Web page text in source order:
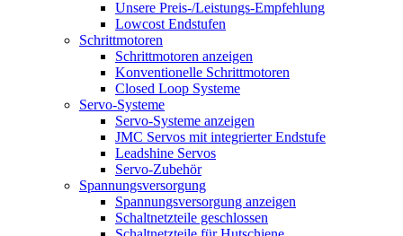
Unsere Preis-/Leistungs-Empfehlung
Lowcost Endstufen
Schrittmotoren
Schrittmotoren anzeigen
Konventionelle Schrittmotoren
Closed Loop Systeme
Servo-Systeme
Servo-Systeme anzeigen
JMC Servos mit integrierter Endstufe
Leadshine Servos
Servo-Zubehör
Spannungsversorgung
Spannungsversorgung anzeigen
Schaltnetzteile geschlossen